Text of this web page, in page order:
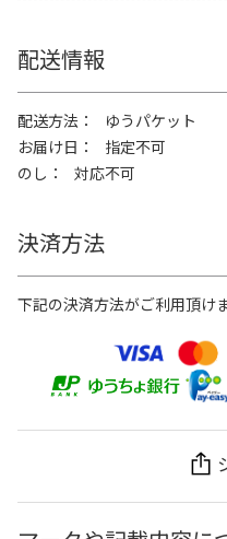
配送情報
配送方法
ゆうパケット
お届け日
指定不可
のし
対応不可
決済方法
下記の決済方法がご利用頂けま